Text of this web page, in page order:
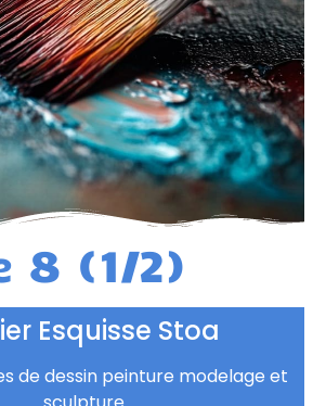
8 (1/2)
Esquisse Stoa
de dessin peinture modelage et